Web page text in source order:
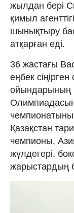
жылдан бері
қимыл
шынықтыру
атқарған еді.
36 жастағы
еңбек
ойындарының
Қазақстан
чемпионы,
жүлдегері,
жарыстардың